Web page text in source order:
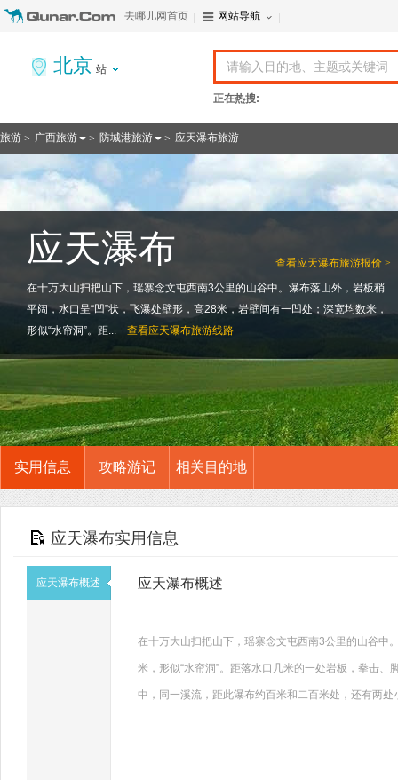
去哪儿网首页 网站导航
北京 站
正在热搜:
旅游 > 广西旅游 > 防城港旅游 > 应天瀑布旅游
查看应天瀑布旅游报价 >
应天瀑布
在十万大山扫把山下，瑶寨念文屯西南3公里的山谷中。瀑布落山外，岩板稍
平阔，水口呈“凹”状，飞瀑处壁形，高28米，岩壁间有一凹处；深宽均数米，
形似“水帘洞”。距...
查看应天瀑布旅游线路
实用信息 攻略游记 相关目的地
应天瀑布实用信息
应天瀑布概述 应天瀑布概述
在十万大山扫把山下，瑶寨念文屯西南3公里的山谷中
米，形似“水帘洞”。距落水口几米的一处岩板，拳击
中，同一溪流，距此瀑布约百米和二百米处，还有两处